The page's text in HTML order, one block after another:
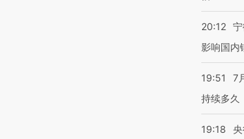
20:12
影响国内
19:51
7
持续多久
19:18